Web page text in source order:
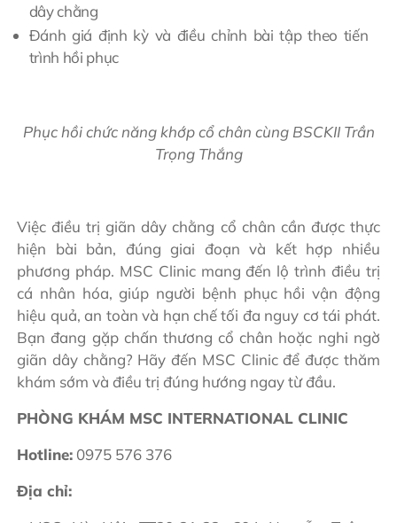
dây chằng
Đánh giá định kỳ và điều chỉnh bài tập theo tiến
trình hồi phục
Phục hồi chức năng khớp cổ chân cùng BSCKII Trần
Trọng Thắng
Việc điều trị giãn dây chằng cổ chân cần được thực
hiện bài bản, đúng giai đoạn và kết hợp nhiều
phương pháp. MSC Clinic mang đến lộ trình điều trị
cá nhân hóa, giúp người bệnh phục hồi vận động
hiệu quả, an toàn và hạn chế tối đa nguy cơ tái phát.
Bạn đang gặp chấn thương cổ chân hoặc nghi ngờ
giãn dây chằng? Hãy đến MSC Clinic để được thăm
khám sớm và điều trị đúng hướng ngay từ đầu.
PHÒNG KHÁM MSC INTERNATIONAL CLINIC
Hotline: 0975 576 376
Địa chỉ: